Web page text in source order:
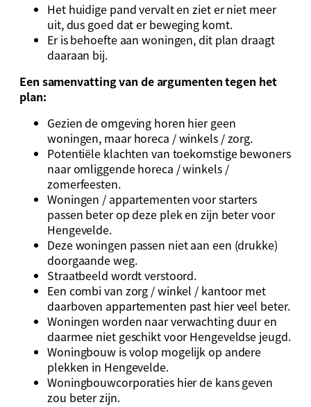
Het huidige pand vervalt en ziet er niet meer
uit, dus goed dat er beweging komt.
Er is behoefte aan woningen, dit plan draagt
daaraan bij.
Een samenvatting van de argumenten tegen het
plan:
Gezien de omgeving horen hier geen
woningen, maar horeca / winkels / zorg.
Potentiële klachten van toekomstige bewoners
naar omliggende horeca / winkels /
zomerfeesten.
Woningen / appartementen voor starters
passen beter op deze plek en zijn beter voor
Hengevelde.
Deze woningen passen niet aan een (drukke)
doorgaande weg.
Straatbeeld wordt verstoord.
Een combi van zorg / winkel / kantoor met
daarboven appartementen past hier veel beter.
Woningen worden naar verwachting duur en
daarmee niet geschikt voor Hengeveldse jeugd.
Woningbouw is volop mogelijk op andere
plekken in Hengevelde.
Woningbouwcorporaties hier de kans geven
zou beter zijn.